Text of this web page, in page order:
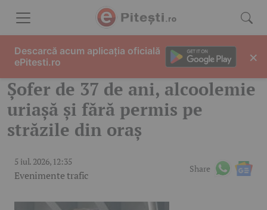
Șofer de 37 de ani, alcoolemie
uriașă și fără permis pe
străzile din oraș
5 iul. 2026, 12:35
Evenimente trafic
Share
Descarcă acum aplicația oficială
ePitesti.ro
×